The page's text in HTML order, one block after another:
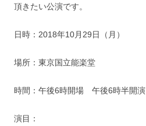
頂きたい公演です。
日時：2018年10月29日（月）
場所：東京国立能楽堂
時間：午後6時開場 午後6時半開演
演目：